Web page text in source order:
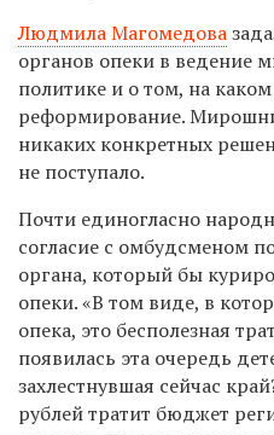
Людмила Магомедова
органов опеки в ведение
политике и о том, на каком
реформирование.
никаких конкретных
не поступало.
Почти единогласно
согласие с омбудсменом
органа, который бы
опеки. «В том виде, в
опека, это бесполезная
появилась эта очередь
захлестнувшая сейчас
рублей тратит бюджет